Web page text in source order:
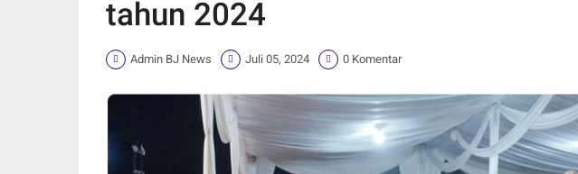
tahun 2024
Admin BJ News Juli 05, 2024 0 Komentar